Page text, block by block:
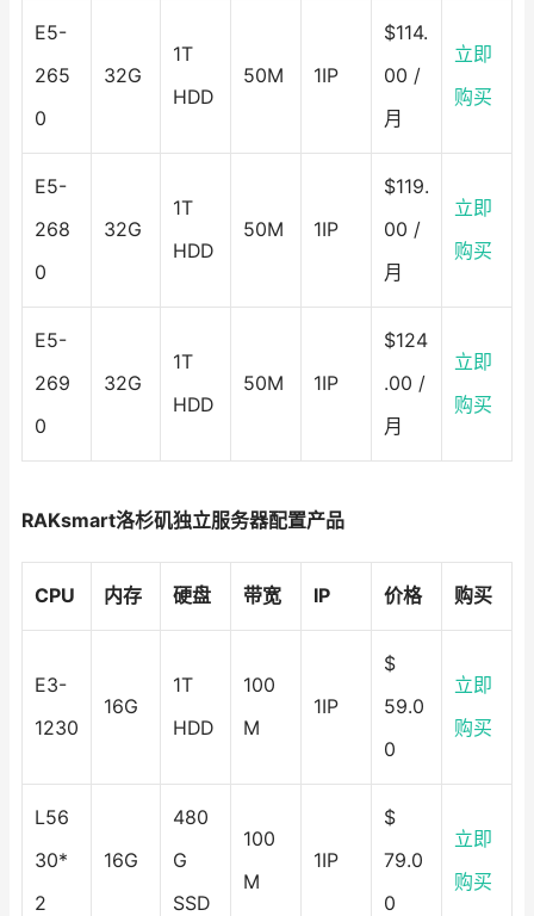
E5-
265
0
32G
1T
HDD
50M 1IP
$114.
00 /
月
立即
购买
E5-
268
0
32G
1T
HDD
50M 1IP
$119.
00 /
月
立即
购买
E5-
269
0
32G
1T
HDD
50M 1IP
$124
.00 /
月
立即
购买
RAKsmart洛杉矶独立服务器配置产品
CPU 内存 硬盘 带宽 IP 价格 购买
E3-
1230
16G
1T
HDD
100
M
1IP
$
59.0
0
立即
购买
L56
30*
2
16G
480
G
SSD
100
M
1IP
$
79.0
0
立即
购买